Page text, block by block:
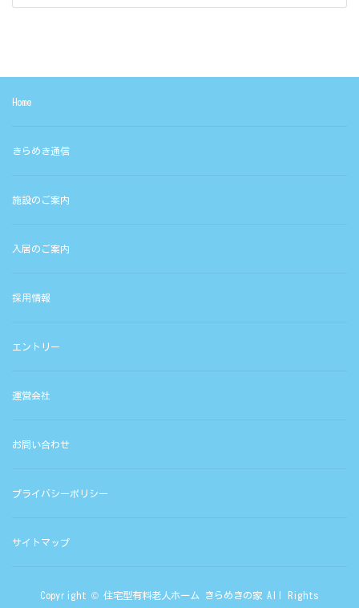
Home
きらめき通信
施設のご案内
入居のご案内
採用情報
エントリー
運営会社
お問い合わせ
プライバシーポリシー
サイトマップ
Copyright © 住宅型有料老人ホーム きらめきの家 All Rights